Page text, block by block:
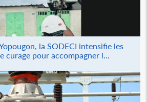
la SODECI intensifie les
curage pour accompagner l...